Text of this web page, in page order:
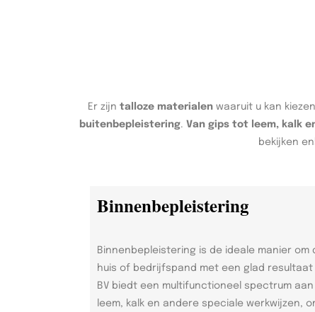
Er zijn talloze materialen waaruit u kan
buitenbepleistering. Van gips tot leem, kalk
bekijken
Binnenbepleistering
Binnenbepleistering is de ideale manier om
huis of bedrijfspand met een glad
BV biedt een multifunctioneel spectrum
leem, kalk en andere speciale werkwijzen,